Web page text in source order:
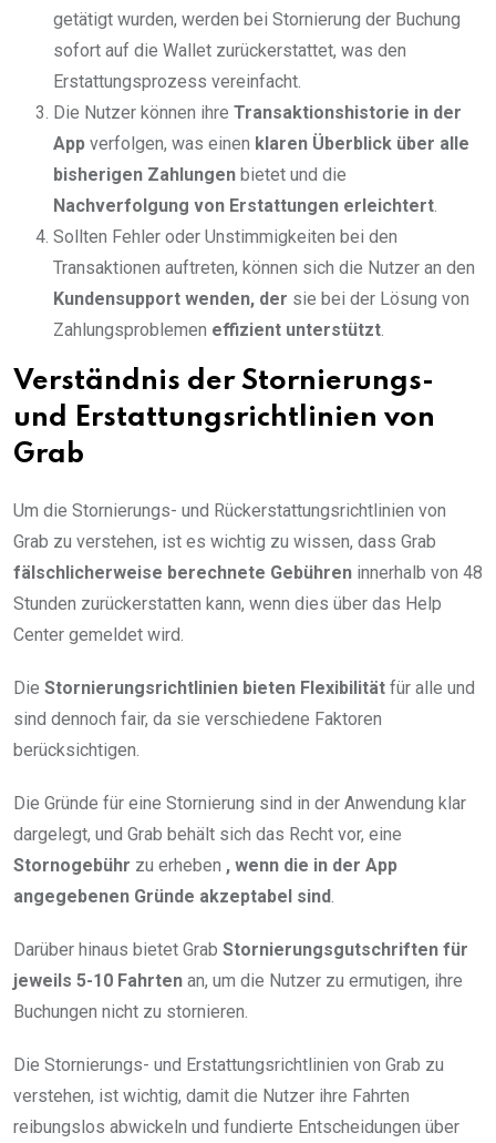
getätigt wurden, werden bei Stornierung der Buchung
sofort auf die Wallet zurückerstattet, was den
Erstattungsprozess vereinfacht.
Die Nutzer können ihre Transaktionshistorie in der
App verfolgen, was einen klaren Überblick über alle
bisherigen Zahlungen bietet und die
Nachverfolgung von Erstattungen erleichtert
Sollten Fehler oder Unstimmigkeiten bei den
Transaktionen auftreten, können sich die Nutzer an den
Kundensupport wenden, der sie bei der Lösung von
Zahlungsproblemen effizient unterstützt
Verständnis der Stornierungs-
und Erstattungsrichtlinien von
Grab
Um die Stornierungs- und Rückerstattungsrichtlinien von
Grab zu verstehen, ist es wichtig zu wissen, dass Grab
fälschlicherweise berechnete Gebühren innerhalb von 48
Stunden zurückerstatten kann, wenn dies über das Help
Center gemeldet wird.
Die Stornierungsrichtlinien bieten Flexibilität für alle und
sind dennoch fair, da sie verschiedene Faktoren
berücksichtigen.
Die Gründe für eine Stornierung sind in der Anwendung klar
dargelegt, und Grab behält sich das Recht vor, eine
Stornogebühr zu erheben , wenn die in der App
angegebenen Gründe akzeptabel sind
Darüber hinaus bietet Grab Stornierungsgutschriften für
jeweils 5-10 Fahrten an, um die Nutzer zu ermutigen, ihre
Buchungen nicht zu stornieren.
Die Stornierungs- und Erstattungsrichtlinien von Grab zu
verstehen, ist wichtig, damit die Nutzer ihre Fahrten
reibungslos abwickeln und fundierte Entscheidungen über